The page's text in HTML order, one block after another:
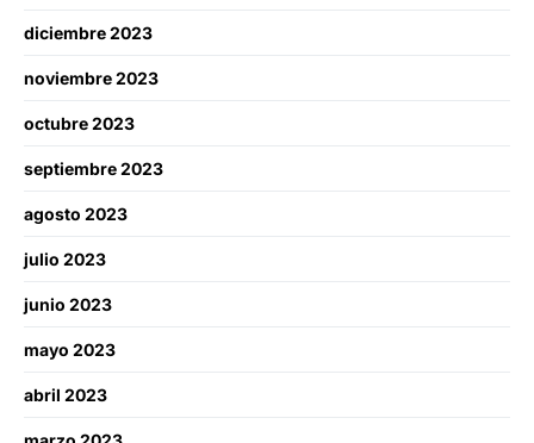
diciembre 2023
noviembre 2023
octubre 2023
septiembre 2023
agosto 2023
julio 2023
junio 2023
mayo 2023
abril 2023